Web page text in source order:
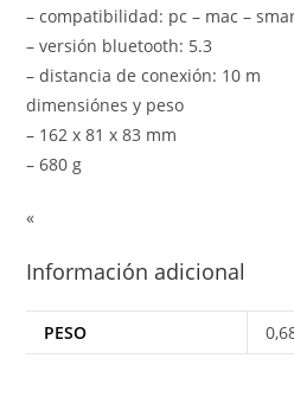
– compatibilidad: pc – mac –
– versión bluetooth: 5.3
– distancia de conexión: 10 m
dimensiónes y peso
– 162 x 81 x 83 mm
– 680 g
«
Información adicional
PESO